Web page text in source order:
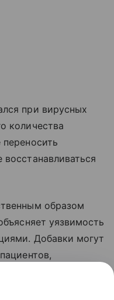
при вирусных
количества
образом
уязвимость
Добавки могут